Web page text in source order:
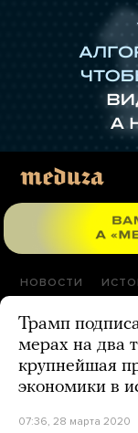
НОВОСТИ
Трамп
мерах на два
крупнейшая
экономики в
07:36, 28 марта 2020